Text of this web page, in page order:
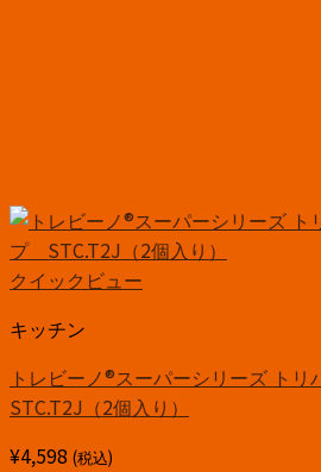
クイックビュー
キッチン
トレビーノ®スーパーシリーズ ト
STC.T2J（2個入り）
¥4,598 (税込)